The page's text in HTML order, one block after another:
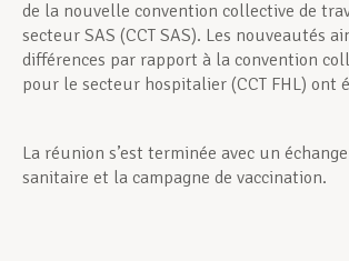
de la nouvelle convention collective de
secteur SAS (CCT SAS). Les nouveautés
différences par rapport à la convention
pour le secteur hospitalier (CCT FHL) ont
La réunion s’est terminée avec un
sanitaire et la campagne de vaccination.